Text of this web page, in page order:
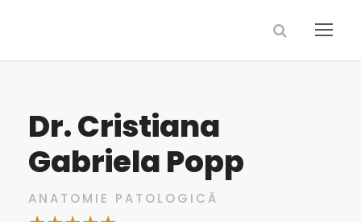
Dr. Cristiana
Gabriela Popp
ANATOMIE PATOLOGICĂ